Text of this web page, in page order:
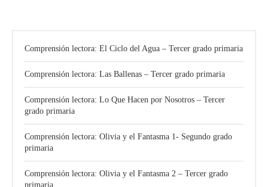
Comprensión lectora: El Ciclo del Agua – Tercer grado primaria
Comprensión lectora: Las Ballenas – Tercer grado primaria
Comprensión lectora: Lo Que Hacen por Nosotros – Tercer
grado primaria
Comprensión lectora: Olivia y el Fantasma 1- Segundo grado
primaria
Comprensión lectora: Olivia y el Fantasma 2 – Tercer grado
primaria